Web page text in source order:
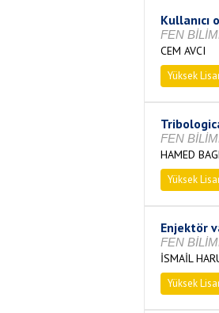
FEN
CEM AVCI
Yüksek
FEN
HAMED
Yüksek
Enjektör
FEN
İSMAİL
Yüksek